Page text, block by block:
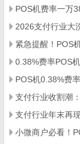
POS机费率一万
0.38%费率POS
支付行业收割潮